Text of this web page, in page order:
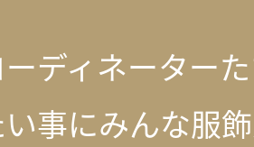
ディネーター
事にみんな服